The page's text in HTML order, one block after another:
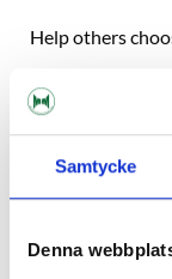
Samtycke
Denna
Help others
Write a review,
Description
Specification